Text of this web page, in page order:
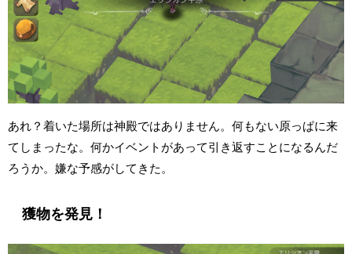
あれ？着いた場所は神殿ではありません。何もない原っぱに来
てしまったな。何かイベントがあって引き返すことになるんだ
ろうか。嫌な予感がしてきた。
獲物を発見！